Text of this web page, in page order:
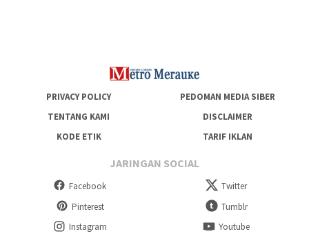
PRIVACY POLICY
PEDOMAN MEDIA SIBER
TENTANG KAMI
DISCLAIMER
KODE ETIK
TARIF IKLAN
JARINGAN SOCIAL
Facebook
Twitter
Pinterest
Tumblr
Instagram
Youtube